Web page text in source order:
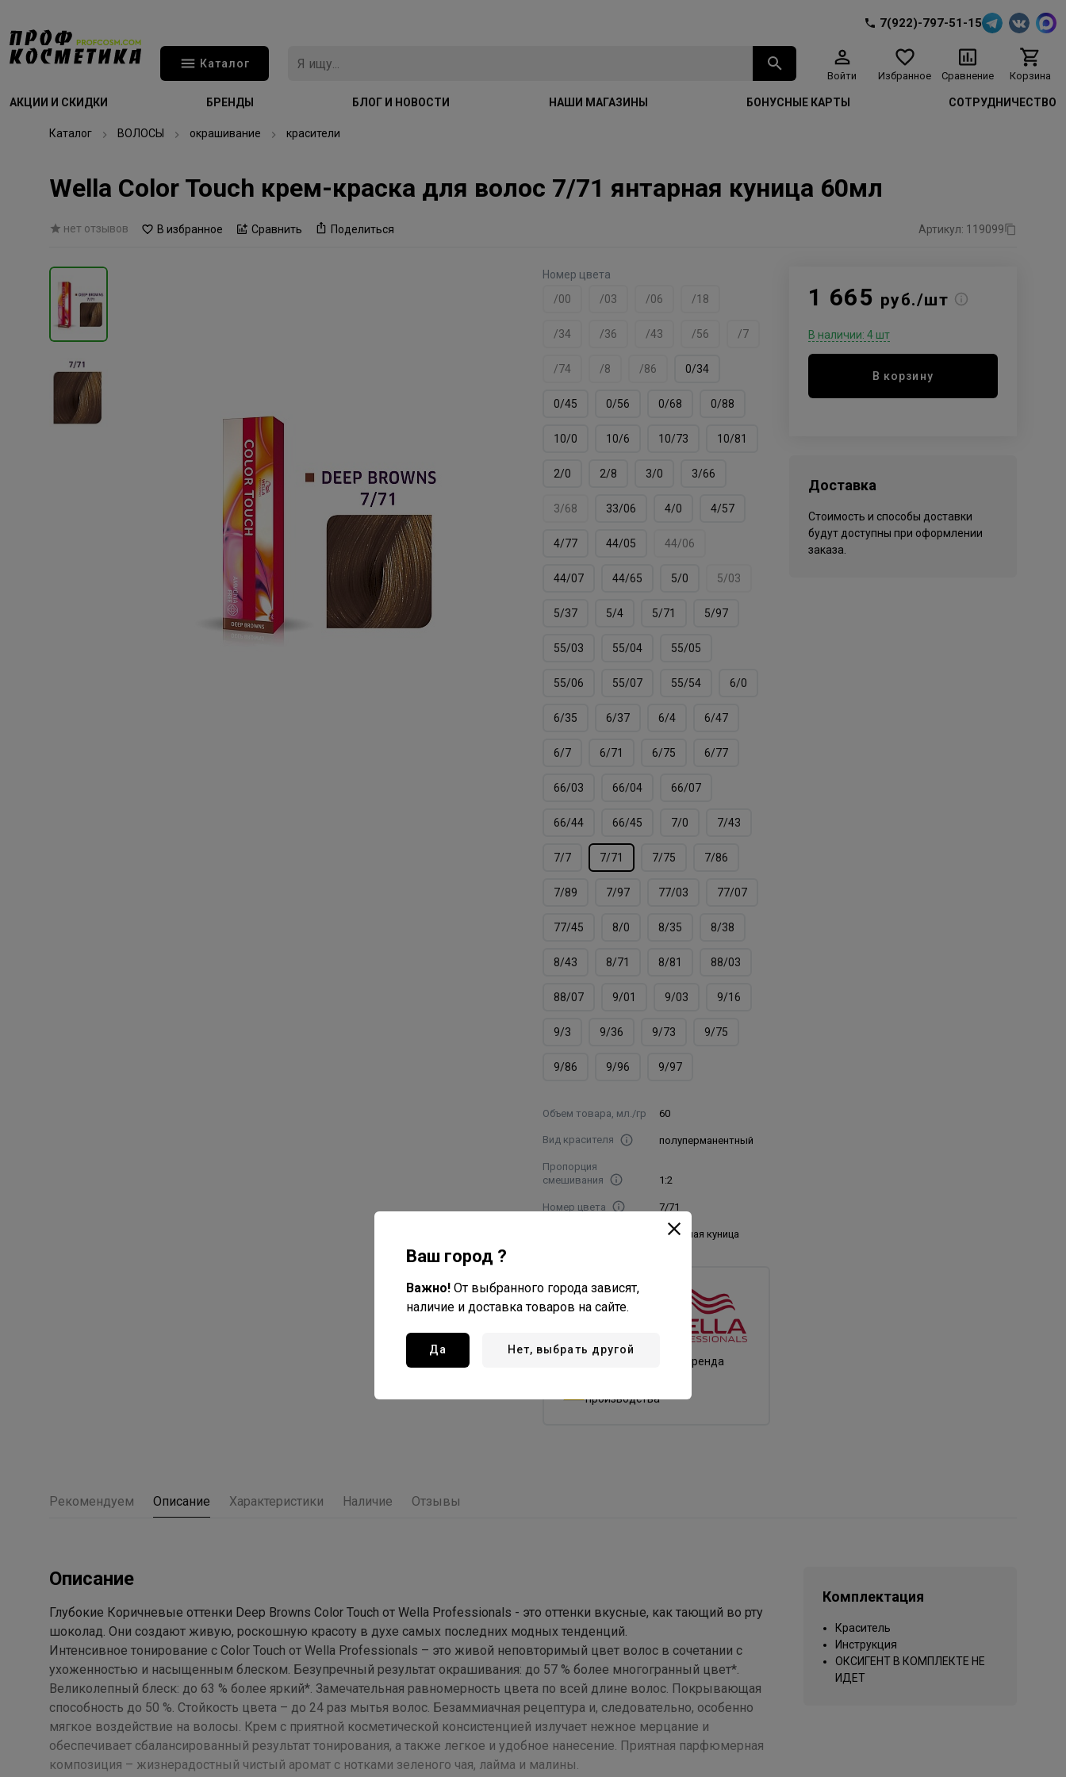
7(922)-797-51-15
Каталог
Войти Избранное Сравнение Корзина
АКЦИИ И СКИДКИ БРЕНДЫ БЛОГ И НОВОСТИ НАШИ МАГАЗИНЫ БОНУСНЫЕ КАРТЫ СОТРУДНИЧЕСТВО
Каталог ВОЛОСЫ окрашивание красители
Wella Color Touch крем-краска для волос 7/71 янтарная куница 60мл
нет отзывов В избранное Сравнить Поделиться Артикул: 119099
Номер цвета
/00
/03 /06 /18
/34 /36 /43 /56 /7
/74 /8 /86 0/34
0/45 0/56 0/68 0/88
10/0 10/6 10/73 10/81
2/0 2/8 3/0 3/66
3/68 33/06 4/0 4/57
4/77 44/05 44/06
44/07 44/65 5/0 5/03
5/37 5/4 5/71 5/97
55/03 55/04 55/05
55/06 55/07 55/54 6/0
6/35 6/37 6/4 6/47
6/7 6/71 6/75 6/77
66/03 66/04 66/07
66/44 66/45 7/0 7/43
7/7 7/71 7/75 7/86
7/89 7/97 77/03 77/07
77/45 8/0 8/35 8/38
8/43 8/71 8/81 88/03
88/07 9/01 9/03 9/16
9/3 9/36 9/73 9/75
9/86 9/96 9/97
Объем товара, мл./гр 60
Вид красителя полуперманентный
Пропорция
смешивания
1:2
Номер цвета 7/71
янтарная куница
Wella
Германия - страна бренда
производства
1 665 руб./шт
В наличии: 4 шт
В корзину
Доставка
Стоимость и способы доставки
будут доступны при оформлении
заказа.
Рекомендуем Описание Характеристики Наличие Отзывы
Описание
Глубокие Коричневые оттенки Deep Browns Color Touch от Wella Professionals - это оттенки вкусные, как тающий во рту
шоколад. Они создают живую, роскошную красоту в духе самых последних модных тенденций.
Интенсивное тонирование с Color Touch от Wella Professionals – это живой неповторимый цвет волос в сочетании с
ухоженностью и насыщенным блеском. Безупречный результат окрашивания: до 57 % более многогранный цвет*.
Великолепный блеск: до 63 % более яркий*. Замечательная равномерность цвета по всей длине волос. Покрывающая
способность до 50 %. Стойкость цвета – до 24 раз мытья волос. Безаммиачная рецептура и, следовательно, особенно
мягкое воздействие на волосы. Крем с приятной косметической консистенцией излучает нежное мерцание и
обеспечивает сбалансированный результат тонирования, а также легкое и удобное нанесение. Приятная парфюмерная
композиция – жизнерадостный чистый аромат с нотками зеленого чая, лайма и малины.
Комплектация
Краситель
Инструкция
ОКСИГЕНТ В КОМПЛЕКТЕ НЕ
ИДЕТ
Ваш город ?
Важно! От выбранного города зависят,
наличие и доставка товаров на сайте.
Да Нет, выбрать другой